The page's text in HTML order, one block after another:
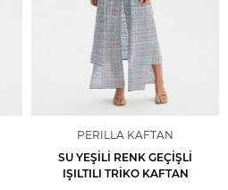
PERILLA KAFTAN
SU YEŞILI RENK GEÇIŞLI
IŞILTILI TRIKO KAFTAN